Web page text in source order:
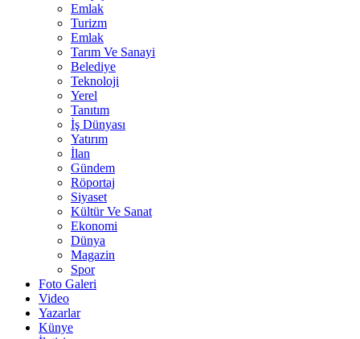
Emlak
Turizm
Emlak
Tarım Ve Sanayi
Belediye
Teknoloji
Yerel
Tanıtım
İş Dünyası
Yatırım
İlan
Gündem
Röportaj
Siyaset
Kültür Ve Sanat
Ekonomi
Dünya
Magazin
Spor
Foto Galeri
Video
Yazarlar
Künye